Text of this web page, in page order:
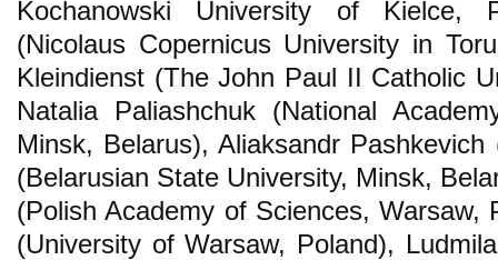
Kochanowski University of Kielce,
(Nicolaus Copernicus University in
Kleindienst (The John Paul II Catholic
Natalia Paliashchuk (National
Minsk, Belarus), Aliaksandr
(Belarusian State University, Minsk,
(Polish Academy of Sciences, Warsaw,
(University of Warsaw, Poland),